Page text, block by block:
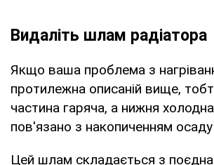
Видаліть шлам радіатора
Якщо ваша проблема з
протилежна описаній вище,
частина гаряча, а нижня
пов'язано з накопиченням осаду
Цей шлам складається з